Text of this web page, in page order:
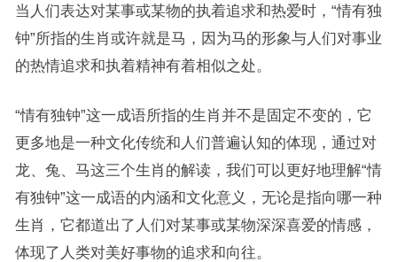
当人们表达对某事或某物的执着追求和热爱时，“情有独
钟”所指的生肖或许就是马，因为马的形象与人们对事业
的热情追求和执着精神有着相似之处。
“情有独钟”这一成语所指的生肖并不是固定不变的，它
更多地是一种文化传统和人们普遍认知的体现，通过对
龙、兔、马这三个生肖的解读，我们可以更好地理解“情
有独钟”这一成语的内涵和文化意义，无论是指向哪一种
生肖，它都道出了人们对某事或某物深深喜爱的情感，
体现了人类对美好事物的追求和向往。